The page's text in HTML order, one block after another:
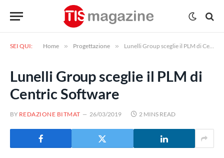
SEI QUI: Home » Progettazione » Lunelli Group sceglie il PLM di Centric Software
Lunelli Group sceglie il PLM di
Centric Software
BY REDAZIONE BITMAT 26/03/2019 2 MINS READ